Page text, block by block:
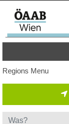
Regions Menu